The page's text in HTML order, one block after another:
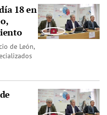
18 en
de León,